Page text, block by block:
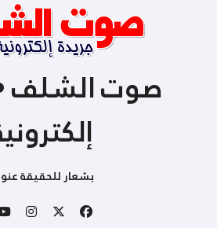
صوت الشلف
بشعار للحقيقة